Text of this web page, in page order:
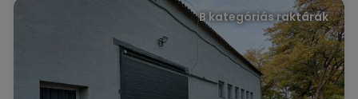
B kategóriás raktárak